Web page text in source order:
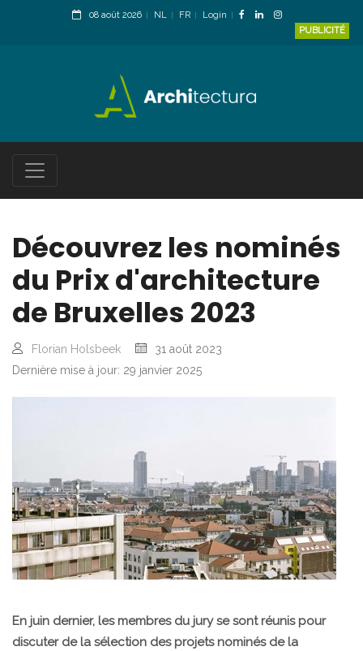
08 août 2026 NL FR
Login
PUBLICITÉ
Découvrez les nominés
du Prix d'architecture
de Bruxelles 2023
Florian Holsbeek
31 août 2023
Dernière mise à jour: 29 janvier 2025
En juin dernier, les membres du jury se sont réunis pour
discuter de la sélection des projets nominés de la